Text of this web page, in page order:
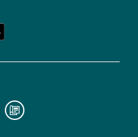
en
cualquier
Para
información,
puedes